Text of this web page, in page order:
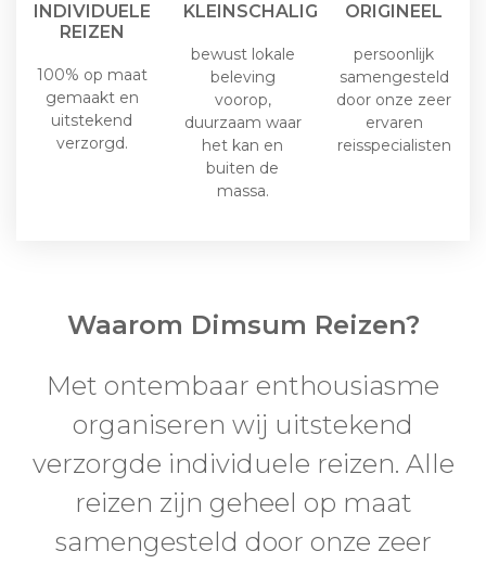
INDIVIDUELE
REIZEN
100% op maat
gemaakt en
uitstekend
verzorgd.
KLEINSCHALIG
bewust lokale
beleving
voorop,
duurzaam waar
het kan en
buiten de
massa.
ORIGINEEL
persoonlijk
samengesteld
door onze zeer
ervaren
reisspecialisten
Waarom Dimsum Reizen?
Met ontembaar enthousiasme
organiseren wij uitstekend
verzorgde individuele reizen. Alle
reizen zijn geheel op maat
samengesteld door onze zeer